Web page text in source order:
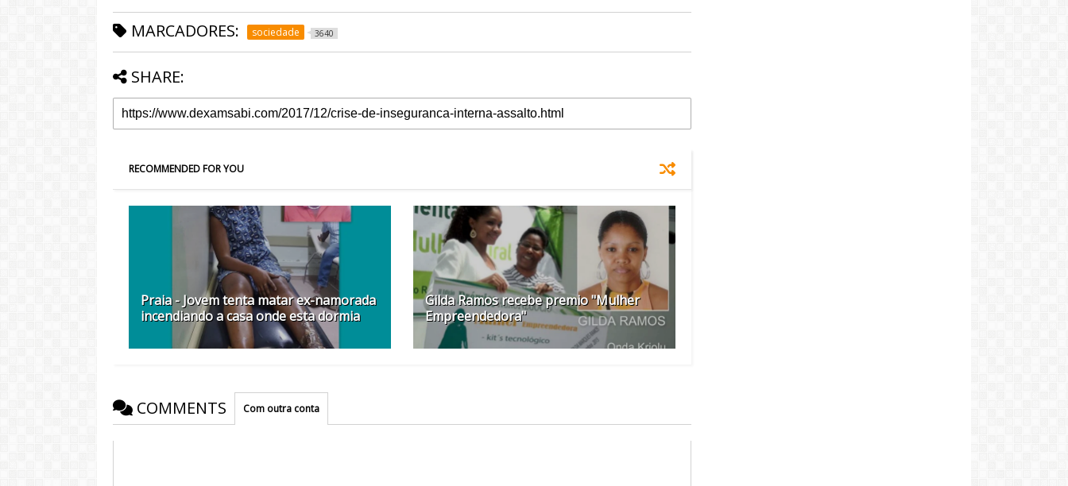
MARCADORES: sociedade 3640
SHARE:
RECOMMENDED FOR YOU
Praia - Jovem tenta matar ex-namorada
incendiando a casa onde esta dormia
Gilda Ramos recebe premio "Mulher
Empreendedora"
COMMENTS Com outra conta